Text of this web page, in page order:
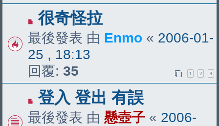
很奇怪拉
最後發表 由 Enmo « 2006-01-
25 , 18:13
回覆: 35 1 2 3
登入 登出 有誤
最後發表 由 懸壺子 « 2006-